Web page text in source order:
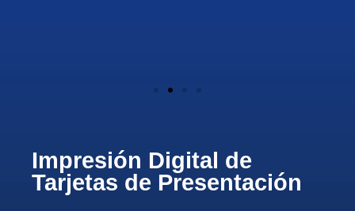
Impresión Digital de
Tarjetas de Presentación